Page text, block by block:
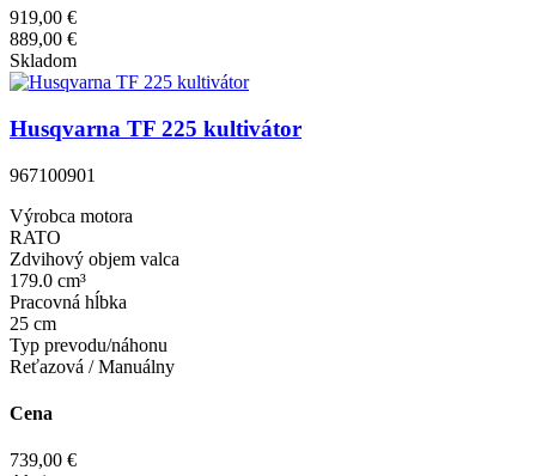
919,00 €
889,00 €
Skladom
Husqvarna TF 225 kultivátor
967100901
Výrobca motora
RATO
Zdvihový objem valca
179.0 cm³
Pracovná hĺbka
25 cm
Typ prevodu/náhonu
Reťazová / Manuálny
Cena
739,00 €